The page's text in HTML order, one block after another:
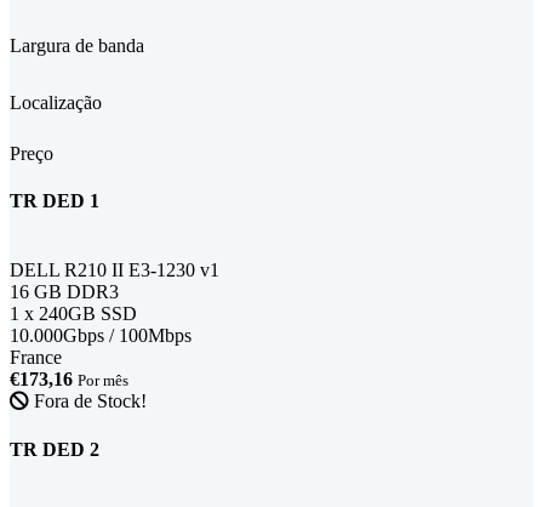
Largura de banda
Localização
Preço
TR DED 1
DELL R210 II E3-1230 v1
16 GB DDR3
1 x 240GB SSD
10.000Gbps / 100Mbps
France
€173,16 Por mês
Fora de Stock!
TR DED 2